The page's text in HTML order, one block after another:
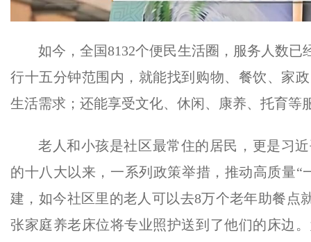
如今，全国8132个便民生活圈，服务人数已
行十五分钟范围内，就能找到购物、餐饮、家
生活需求；还能享受文化、休闲、康养、托育等
老人和小孩是社区最常住的居民，更是习
的十八大以来，一系列政策举措，推动高质量“
建，如今社区里的老人可以去8万个老年助餐点
张家庭养老床位将专业照护送到了他们的床边